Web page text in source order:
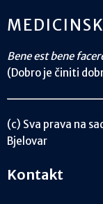
Bene est bene
(Dobro je činiti
(c) Sva prava na
Bjelovar
Kontakt